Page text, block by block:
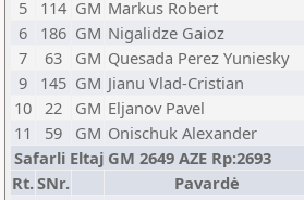
5
114 GM Markus Robert
6
186 GM Nigalidze Gaioz
7
63 GM Quesada Perez Yuniesky
9
145 GM Jianu Vlad-Cristian
10
22 GM Eljanov Pavel
11
59 GM Onischuk Alexander
Safarli Eltaj GM 2649 AZE Rp:2693
Rt.SNr. Pavardė